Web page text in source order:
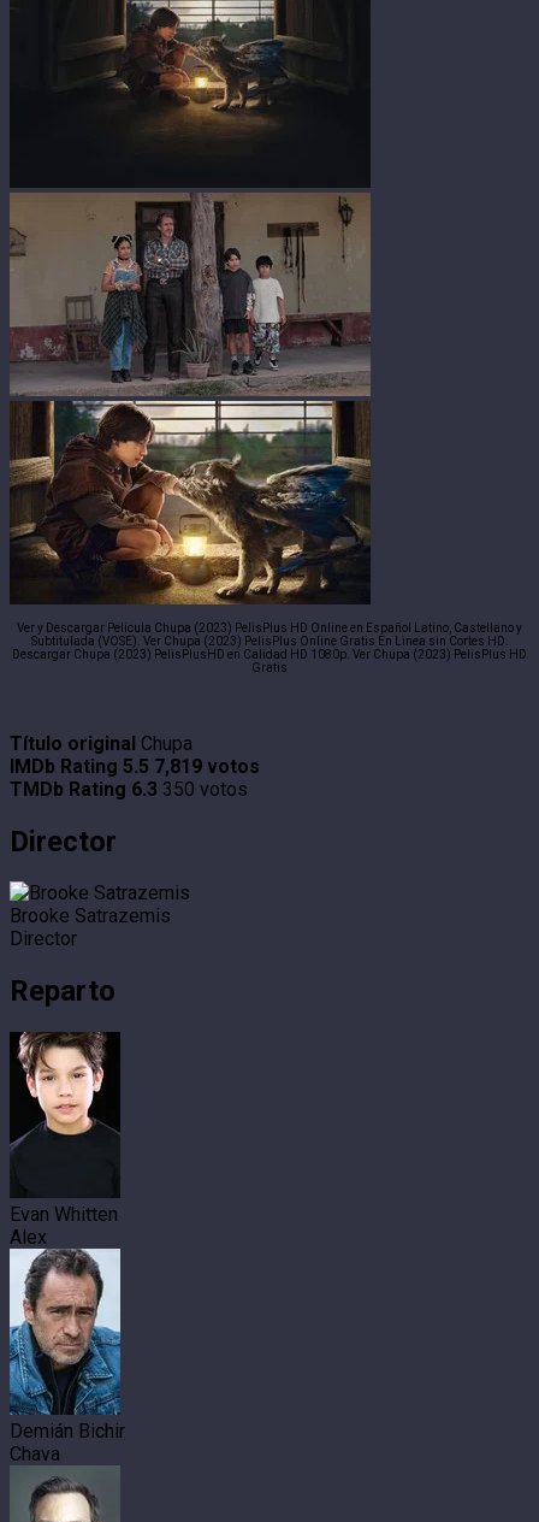
Ver y Descargar Pelicula Chupa (2023) PelisPlus HD Online en Español Latino, Castellano y
Subtitulada (VOSE). Ver Chupa (2023) PelisPlus Online Gratis En Linea sin Cortes HD.
Descargar Chupa (2023) PelisPlusHD en Calidad HD 1080p. Ver Chupa (2023) PelisPlus HD
Gratis
Título original Chupa
IMDb Rating 5.5 7,819 votos
TMDb Rating 6.3 350 votos
Director
Brooke Satrazemis
Director
Reparto
Evan Whitten
Alex
Demián Bichir
Chava